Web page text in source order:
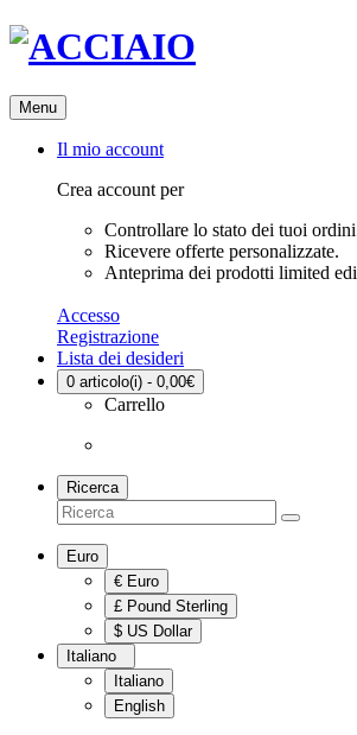
Menu
Il mio account
Crea account per
Controllare lo stato dei tuoi
Ricevere offerte personalizzate.
Anteprima dei prodotti limited
Accesso
Registrazione
Lista dei desideri
0 articolo(i) - 0,00€
Carrello
Ricerca
Euro
€ Euro
£ Pound Sterling
$ US Dollar
Italiano
Italiano
English